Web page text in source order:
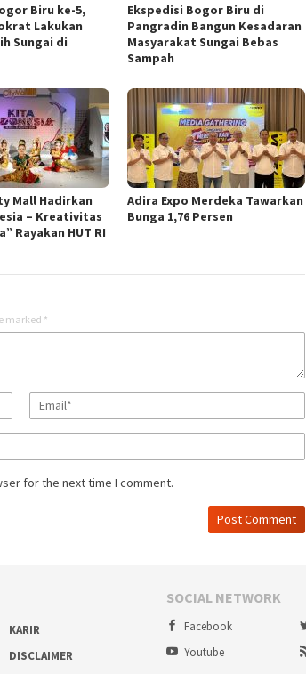
Biru ke-5,
Lakukan
Sungai di
Ekspedisi Bogor Biru di
Pangradin Bangun Kesadaran
Masyarakat Sungai Bebas
Sampah
Mall Hadirkan
– Kreativitas
Rayakan HUT RI
Adira Expo Merdeka Tawarkan
Bunga 1,76 Persen
marked *
for the next time I comment.
KARIR
DISCLAIMER
SOCIAL NETWORK
Facebook
Youtube